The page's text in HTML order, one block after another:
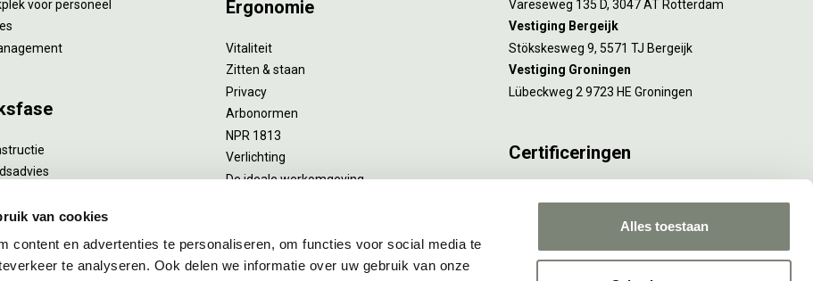
van cookies
content en advertenties te personaliseren, om functies voor social media te
te analyseren. Ook delen we informatie over uw gebruik van onze
Alles toestaan
voor personeel
reiniging
Ergonomie
Vitaliteit
Zitten & staan
Privacy
Arbonormen
NPR 1813
Verlichting
De ideale werkomgeving
Vareseweg 135 D, 3047 AT Rotterdam
Vestiging Bergeijk
Stökskesweg 9, 5571 TJ Bergeijk
Vestiging Groningen
Lübeckweg 2 9723 HE Groningen
Certificeringen
Rotterdam en Culemborg.